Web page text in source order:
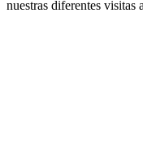
nuestras diferentes visitas